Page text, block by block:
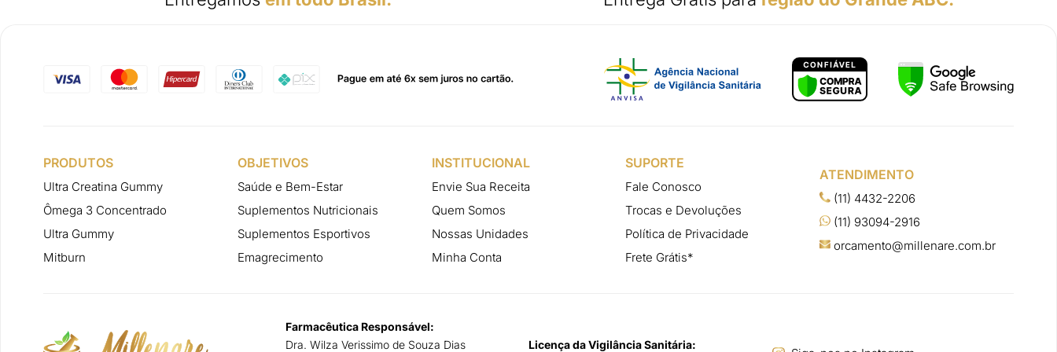
PRODUTOS
Ultra Creatina Gummy
Ômega 3 Concentrado
Ultra Gummy
Mitburn
OBJETIVOS
Saúde e Bem-Estar
Suplementos Nutricionais
Suplementos Esportivos
Emagrecimento
INSTITUCIONAL
Envie Sua Receita
Quem Somos
Nossas Unidades
Minha Conta
SUPORTE
Fale Conosco
Trocas e Devoluções
Política de Privacidade
Frete Grátis*
ATENDIMENTO
(11) 4432-2206
(11) 93094-2916
orcamento@millenare.com.br
Farmacêutica Responsável:
Dra. Wilza Verissimo de Souza Dias
Licença da Vigilância Sanitária: